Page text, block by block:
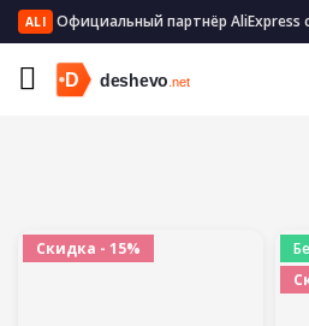
ALI Официальный партнёр AliExpress
Главная Мать и ребенок
Скидка - 15%